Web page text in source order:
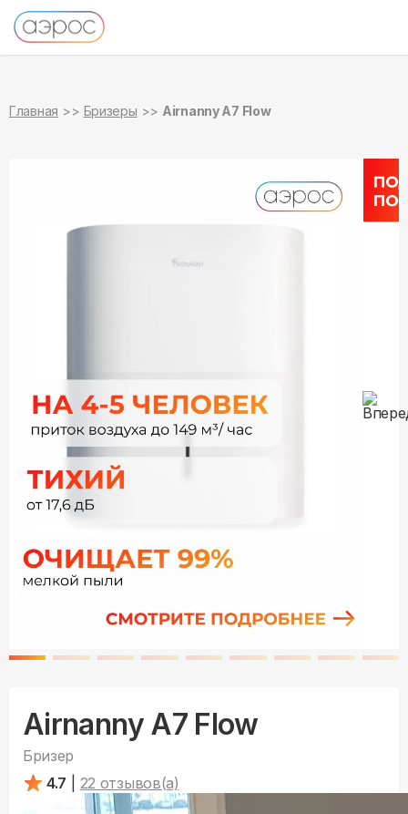
Главная Бризеры Airnanny A7 Flow
Airnanny A7 Flow
Бризер
4.7
22 отзывов(а)
в наличии
в наличии